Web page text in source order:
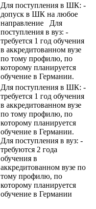
Для поступления в ШК: -
допуск в ШК на любое
направление Для
поступления в вуз: -
требуется 1 год обучения
в аккредитованном вузе
по тому профилю, по
которому планируется
обучение в Германии.
Для поступления в ШК: -
требуется 1 год обучения
в аккредитованном вузе
по тому профилю, по
которому планируется
обучение в Германии.
Для поступления в вуз: -
требуются 2 года
обучения в
аккредитованном вузе по
тому профилю, по
которому планируется
обучение в Германии